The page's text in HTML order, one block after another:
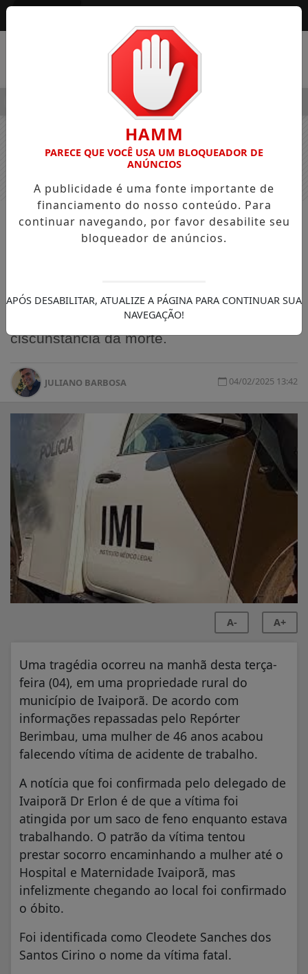
OSVALDO PEDRO DOS SANTOS, O “NEGUINHO DA
NOTÍCIAS GERAL
Mulher de 46 anos morre após
Ivaiporã. A Polícia Civil iniciou as
investigações para esclarecer a real
ciscunstância da morte.
JULIANO BARBOSA 04/02/2025 13:42
A- A+
Uma tragédia ocorreu na manhã desta terça-
feira (04), em uma propriedade rural do
município de Ivaiporã. De acordo com
informações repassadas pelo Repórter
Berimbau, uma mulher de 46 anos acabou
falecendo vítima de acidente de trabalho.
A notícia que foi confirmada pelo delegado de
Ivaiporã Dr Erlon é de que a vítima foi
atingida por um saco de feno enquanto estava
trabalhando. O patrão da vítima tentou
prestar socorro encaminhando a mulher até o
Hospital e Maternidade Ivaiporã, mas
infelizmente chegando ao local foi confirmado
o óbito.
Foi identificada como Cleodete Sanches dos
Santos Cirino o nome da vítima fatal.
HAMM
PARECE QUE VOCÊ USA UM BLOQUEADOR DE
ANÚNCIOS
A publicidade é uma fonte importante de
financiamento do nosso conteúdo. Para
continuar navegando, por favor desabilite seu
bloqueador de anúncios.
APÓS DESABILITAR, ATUALIZE A PÁGINA PARA CONTINUAR SUA
NAVEGAÇÃO!